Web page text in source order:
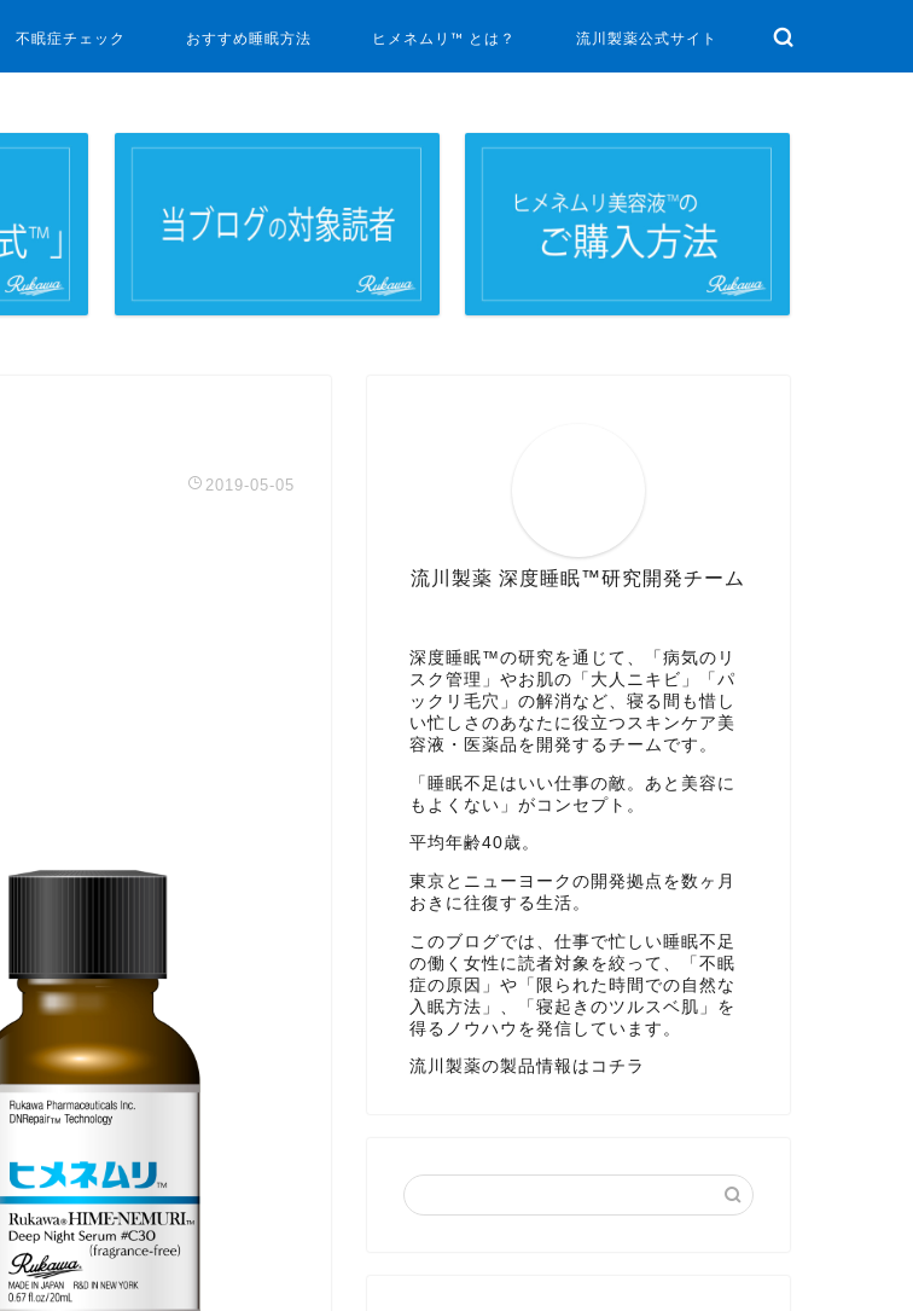
不眠症チェック おすすめ睡眠方法 ヒメネムリ™ とは？ 流川製薬公式サイト
2019-05-05
流川製薬 深度睡眠™研究開発チーム
深度睡眠™の研究を通じて、「病気のリ
スク管理」やお肌の「大人ニキビ」「パ
ックリ毛穴」の解消など、寝る間も惜し
い忙しさのあなたに役立つスキンケア美
容液・医薬品を開発するチームです。
「睡眠不足はいい仕事の敵。あと美容に
もよくない」がコンセプト。
平均年齢40歳。
東京とニューヨークの開発拠点を数ヶ月
おきに往復する生活。
このブログでは、仕事で忙しい睡眠不足
の働く女性に読者対象を絞って、「不眠
症の原因」や「限られた時間での自然な
入眠方法」、「寝起きのツルスベ肌」を
得るノウハウを発信しています。
流川製薬の製品情報はコチラ